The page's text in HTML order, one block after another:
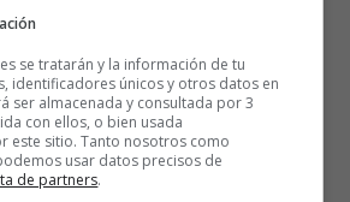
y una mejor percepción del entorno.
máxima independencia con el
buena, sana y atractiva.
motor y relaciones sociales más
se tratarán y la información de tu
identificadores únicos y otros datos en
ser almacenada y consultada por 3
con ellos, o bien usada
este sitio. Tanto nosotros como
usar datos precisos de
de partners.